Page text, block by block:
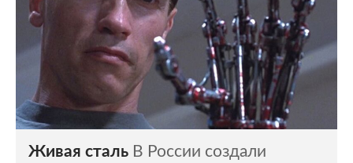
Живая сталь В России создали